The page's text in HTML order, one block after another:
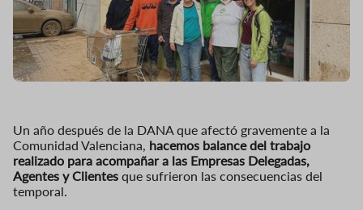
Un año después de la DANA que afectó gravemente a la
Comunidad Valenciana, hacemos balance del trabajo
realizado para acompañar a las Empresas Delegadas,
Agentes y Clientes que sufrieron las consecuencias del
temporal.